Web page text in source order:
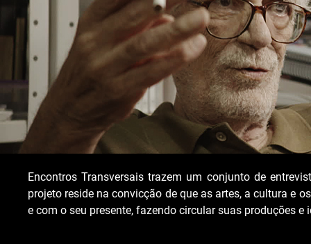
Encontros Transversais trazem um conjunto de
projeto reside na convicção de que as artes, a cultura e
e com o seu presente, fazendo circular suas produções e